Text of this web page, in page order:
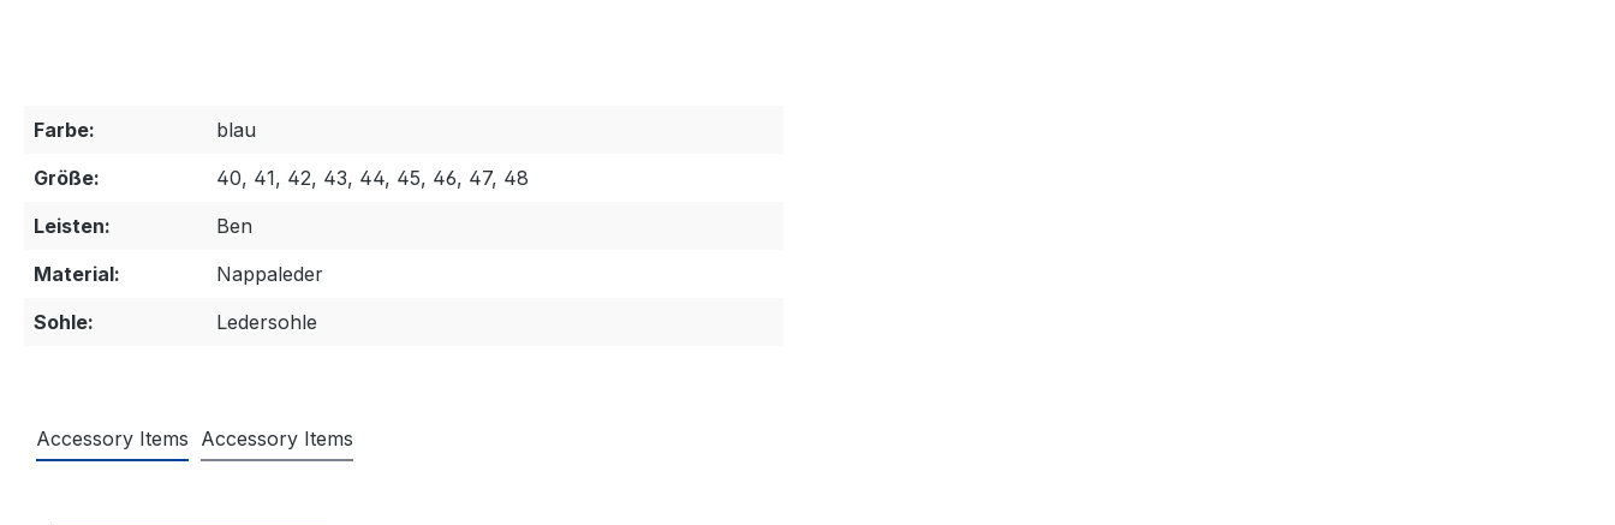
Farbe:
blau
Größe:
40, 41, 42, 43, 44, 45, 46, 47, 48
Leisten:
Ben
Material:
Nappaleder
Sohle:
Ledersohle
Accessory Items Accessory Items